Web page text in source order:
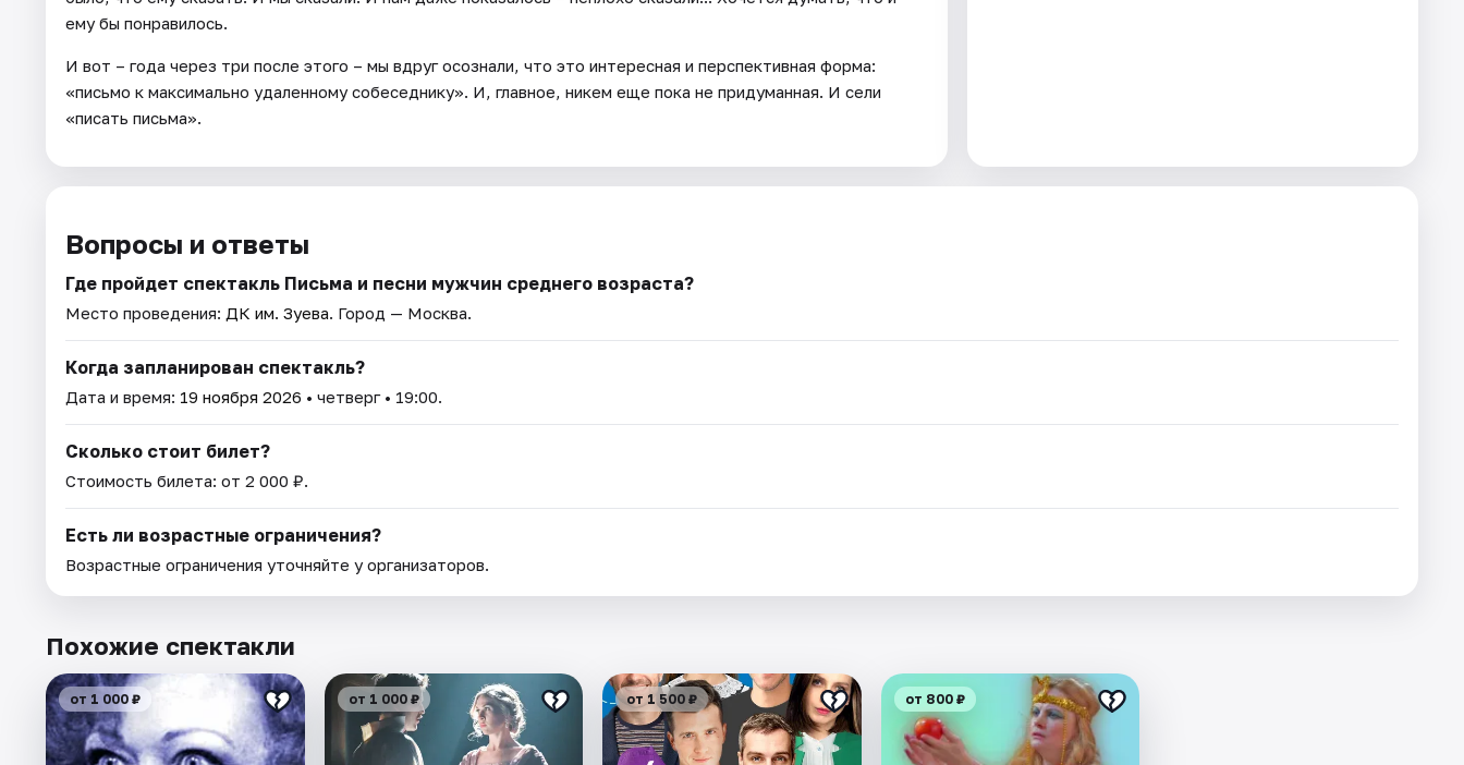
ему бы понравилось.
И вот – года через три после этого – мы вдруг осознали, что это интересная и перспективная форма:
«письмо к максимально удаленному собеседнику». И, главное, никем еще пока не придуманная. И сели
«писать письма».
Вопросы и ответы
Где пройдет спектакль Письма и песни мужчин среднего возраста?
Место проведения: ДК им. Зуева. Город — Москва.
Когда запланирован спектакль?
Дата и время: 19 ноября 2026 • четверг • 19:00.
Сколько стоит билет?
Стоимость билета: от 2 000 ₽.
Есть ли возрастные ограничения?
Возрастные ограничения уточняйте у организаторов.
Похожие спектакли
от 1 000 ₽ от 1 000 ₽ от 1 500 ₽ от 800 ₽